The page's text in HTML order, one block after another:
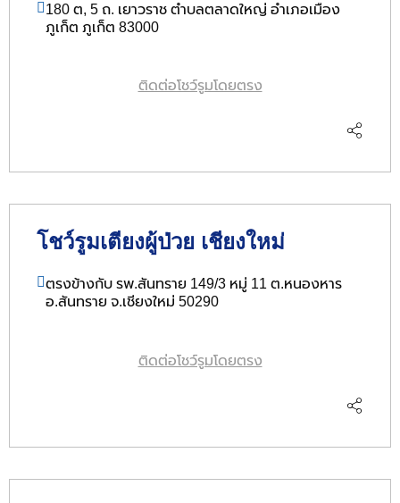
180 ต, 5 ถ. เยาวราช ตำบลตลาดใหญ่ อำเภอเมือง
ภูเก็ต ภูเก็ต 83000
ติดต่อโชว์รูมโดยตรง
โชว์รูมเตียงผู้ป่วย เชียงใหม่
ตรงข้างกับ รพ.สันทราย 149/3 หมู่ 11 ต.หนองหาร
อ.สันทราย จ.เชียงใหม่ 50290
ติดต่อโชว์รูมโดยตรง